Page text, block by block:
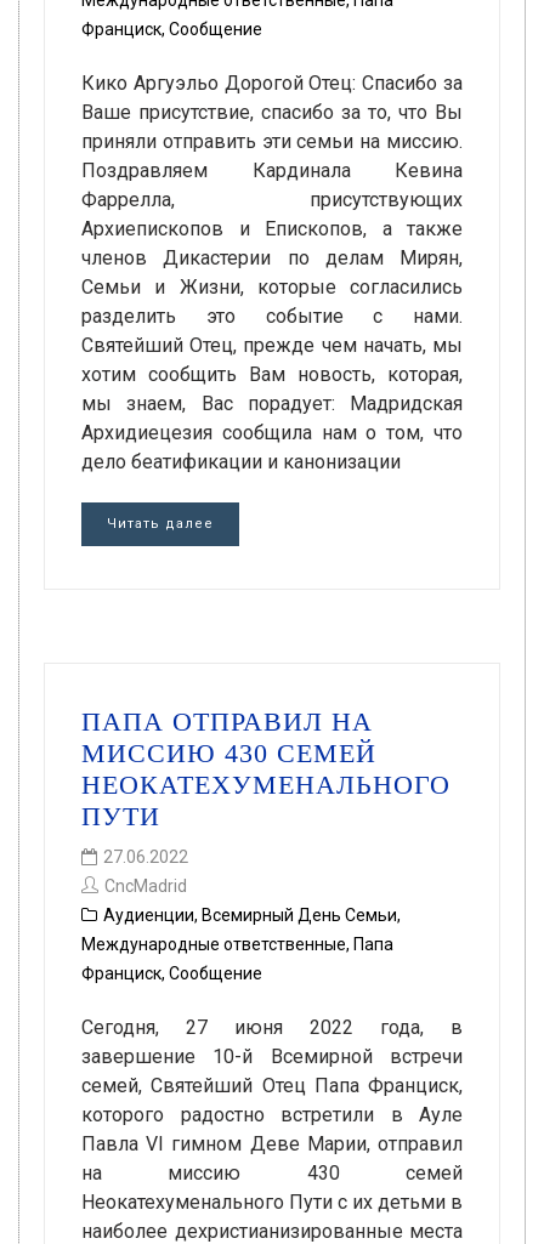
Франциск, Сообщение
Кико Аргуэльо Дорогой Отец: Спасибо за
Ваше присутствие, спасибо за то, что Вы
приняли отправить эти семьи на миссию.
Поздравляем Кардинала Кевина
Фаррелла, присутствующих
Архиепископов и Епископов, а также
членов Дикастерии по делам Мирян,
Семьи и Жизни, которые согласились
разделить это событие с нами.
Святейший Отец, прежде чем начать, мы
хотим сообщить Вам новость, которая,
мы знаем, Вас порадует: Мадридская
Архидиецезия сообщила нам о том, что
дело беатификации и канонизации
Читать далее
ПАПА ОТПРАВИЛ НА
МИССИЮ 430 СЕМЕЙ
НЕОКАТЕХУМЕНАЛЬНОГО
ПУТИ
27.06.2022
CncMadrid
Аудиенции, Всемирный День Семьи,
Международные ответственные, Папа
Франциск, Сообщение
Сегодня, 27 июня 2022 года, в
завершение 10-й Всемирной встречи
семей, Святейший Отец Папа Франциск,
которого радостно встретили в Ауле
Павла VI гимном Деве Марии, отправил
на миссию 430 семей
Неокатехуменального Пути с их детьми в
наиболее дехристианизированные места